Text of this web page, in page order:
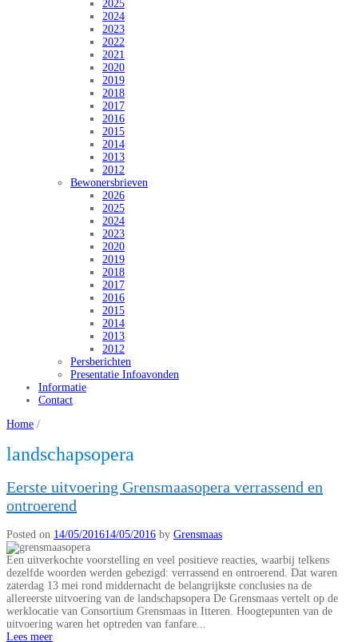
2025
2024
2023
2022
2021
2020
2019
2018
2017
2016
2015
2014
2013
2012
Bewonersbrieven
2026
2025
2024
2023
2020
2019
2018
2017
2016
2015
2014
2013
2012
Persberichten
Presentatie Infoavonden
Informatie
Contact
Home /
landschapsopera
Eerste uitvoering Grensmaasopera verrassend en
ontroerend
Posted on 14/05/201614/05/2016 by Grensmaas
Een uitverkochte voorstelling en veel positieve reacties, waarbij telkens
dezelfde woorden werden gebezigd: verrassend en ontroerend. Dat waren
zaterdag 13 mei rond middernacht de belangrijkste conclusies na de
allereerste uitvoering van de landschapsopera De Grensmaas vertelt op de
werklocatie van Consortium Grensmaas in Itteren. Hoogtepunten van de
uitvoering waren het optreden van fanfare...
Lees meer